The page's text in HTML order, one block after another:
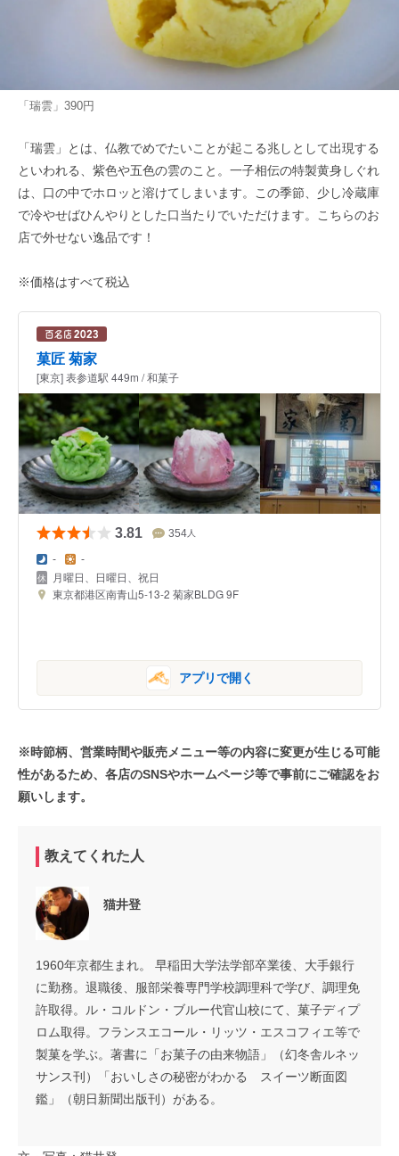
「瑞雲」390円
「瑞雲」とは、仏教でめでたいことが起こる兆しとして出現する
といわれる、紫色や五色の雲のこと。一子相伝の特製黄身しぐれ
は、口の中でホロッと溶けてしまいます。この季節、少し冷蔵庫
で冷やせばひんやりとした口当たりでいただけます。こちらのお
店で外せない逸品です！
※価格はすべて税込
菓匠 菊家
[東京] 表参道駅 449m / 和菓子
3.81 354人
- -
月曜日、日曜日、祝日
東京都港区南青山5-13-2 菊家BLDG 9F
アプリで開く
※時節柄、営業時間や販売メニュー等の内容に変更が生じる可能
性があるため、各店のSNSやホームページ等で事前にご確認をお
願いします。
教えてくれた人
猫井登
1960年京都生まれ。 早稲田大学法学部卒業後、大手銀行
に勤務。退職後、服部栄養専門学校調理科で学び、調理免
許取得。ル・コルドン・ブルー代官山校にて、菓子ディプ
ロム取得。フランスエコール・リッツ・エスコフィエ等で
製菓を学ぶ。著書に「お菓子の由来物語」（幻冬舎ルネッ
サンス刊）「おいしさの秘密がわかる スイーツ断面図
鑑」（朝日新聞出版刊）がある。